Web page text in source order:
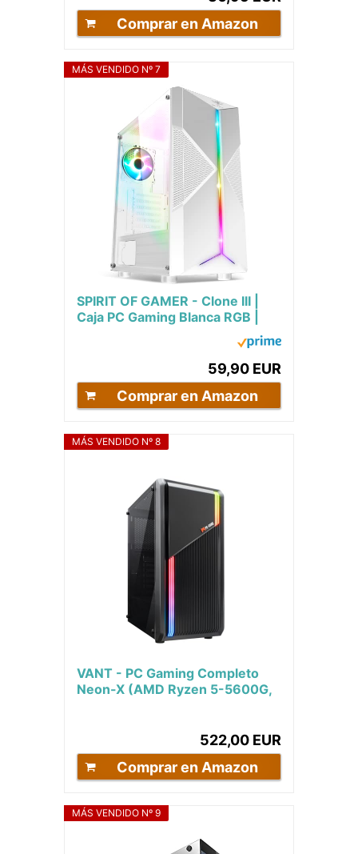
Comprar en Amazon
MÁS VENDIDO Nº 7
SPIRIT OF GAMER - Clone III |
Caja PC Gaming Blanca RGB |
Compatible ATX/Micro ATX/ITX
59,90 EUR
Comprar en Amazon
MÁS VENDIDO Nº 8
VANT - PC Gaming Completo
Neon-X (AMD Ryzen 5-5600G,
522,00 EUR
Comprar en Amazon
MÁS VENDIDO Nº 9